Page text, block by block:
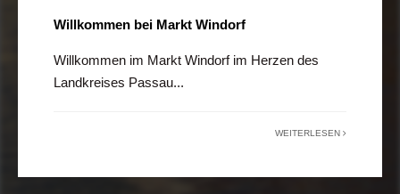
Willkommen bei Markt Windorf
Willkommen im Markt Windorf im Herzen des
Landkreises Passau...
WEITERLESEN